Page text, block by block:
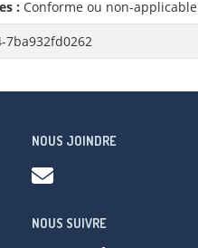
: Conforme ou non-applicable
7ba932fd0262
NOUS JOINDRE
NOUS SUIVRE